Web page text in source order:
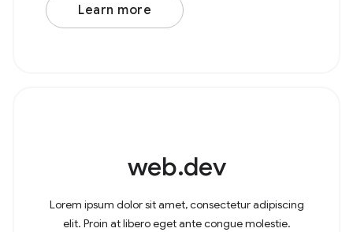
请调用 showOpenFilePicker() ， 该方法会返回一个
Promise，其中包含 所选文件或多个文件的数组。如
Learn more
web.dev
Lorem ipsum dolor sit amet, consectetur adipiscing
elit. Proin at libero eget ante congue molestie.